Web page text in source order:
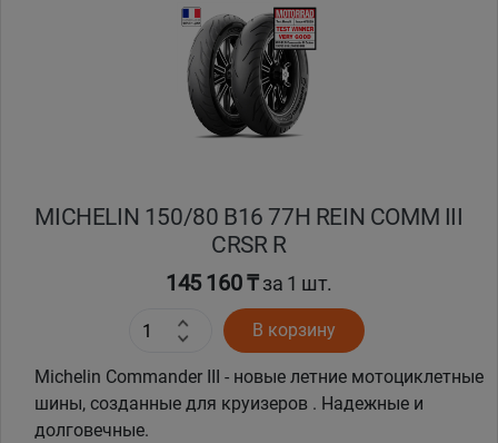
MICHELIN 150/80 B16 77H REIN COMM III
CRSR R
145 160 ₸за 1 шт.
В корзину
Michelin Commander III - новые летние мотоциклетные
шины, созданные для круизеров . Надежные и
долговечные.
Бишкек